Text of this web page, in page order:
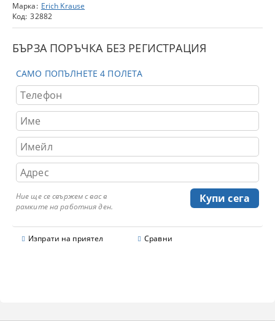
Марка: Erich Krause
Код: 32882
БЪРЗА ПОРЪЧКА БЕЗ РЕГИСТРАЦИЯ
САМО ПОПЪЛНЕТЕ 4 ПОЛЕТА
Ние ще се свържем с вас в
рамките на работния ден.
Изпрати на приятел Сравни